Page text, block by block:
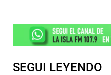
SEGUI LEYENDO